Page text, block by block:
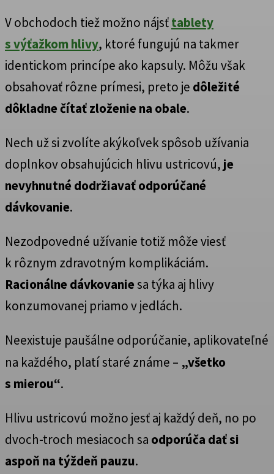
V obchodoch tiež možno nájsťtablety
s výťažkom hlivy, ktoré fungujú na takmer
identickom princípe ako kapsuly. Môžu však
obsahovať rôzne prímesi, preto je dôležité
dôkladne čítať zloženie na obale.
Nech už si zvolíte akýkoľvek spôsob užívania
doplnkov obsahujúcich hlivu ustricovú, je
nevyhnutné dodržiavať odporúčané
dávkovanie.
Nezodpovedné užívanie totiž môže viesť
k rôznym zdravotným komplikáciám.
Racionálne dávkovaniesa týka aj hlivy
konzumovanej priamo v jedlách.
Neexistuje paušálne odporúčanie, aplikovateľné
na každého, platí staré známe – „všetko
s mierou“.
Hlivu ustricovú možno jesť aj každý deň, no po
dvoch-troch mesiacoch sa odporúča dať si
aspoň na týždeň pauzu.